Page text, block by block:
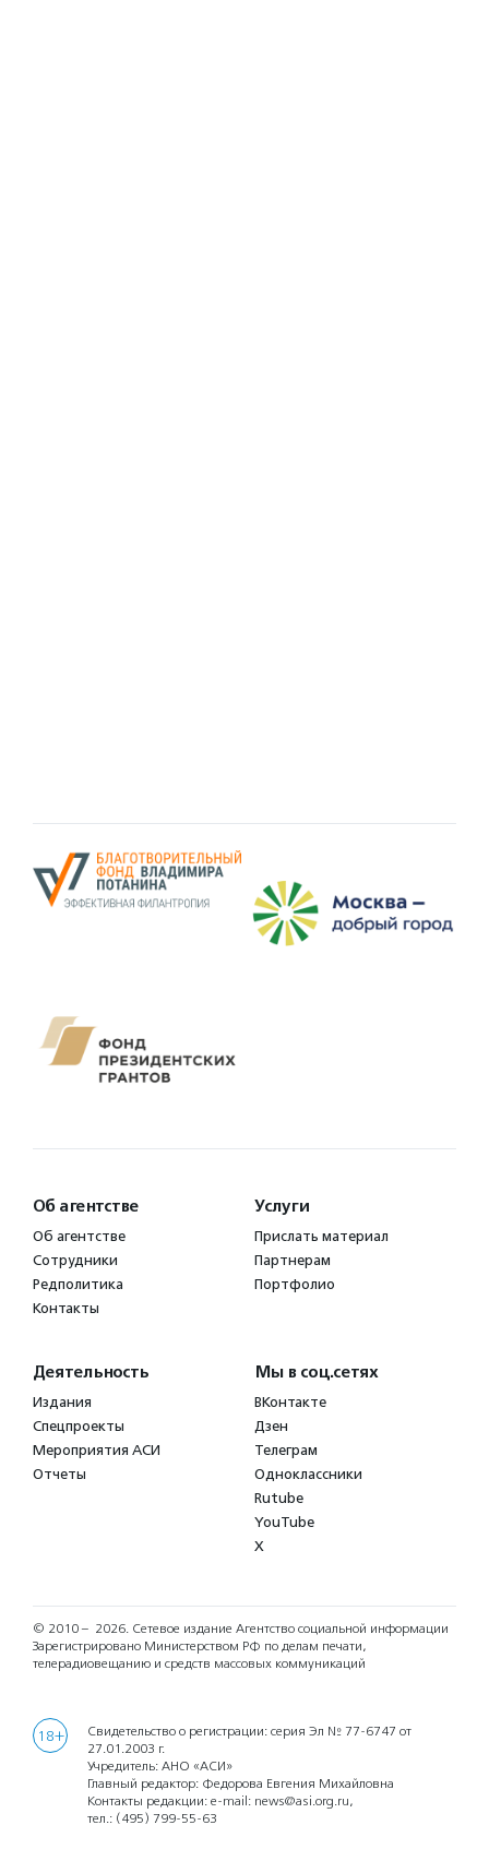
Об агентстве
Об агентстве
Сотрудники
Редполитика
Контакты
Услуги
Прислать материал
Партнерам
Портфолио
Деятельность
Издания
Спецпроекты
Мероприятия АСИ
Отчеты
Мы в соц.сетях
ВКонтакте
Дзен
Телеграм
Одноклассники
Rutube
YouTube
X
© 2010 – 2026. Сетевое издание Агентство социальной информации
Зарегистрировано Министерством РФ по делам печати,
телерадиовещанию и средств массовых коммуникаций
18+
Свидетельство о регистрации: серия Эл № 77-6747 от
27.01.2003 г.
Учредитель: АНО «АСИ»
Главный редактор: Федорова Евгения Михайловна
Контакты редакции: e-mail: news@asi.org.ru,
тел.: (495) 799-55-63